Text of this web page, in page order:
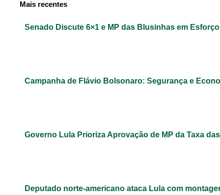
Mais recentes
Senado Discute 6×1 e MP das Blusinhas em
Campanha de Flávio Bolsonaro: Segurança e
Governo Lula Prioriza Aprovação de MP da Taxa
Deputado norte-americano ataca Lula com